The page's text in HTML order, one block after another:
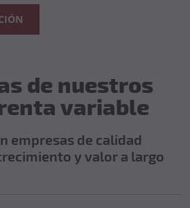
de nuestros
variable
empresas de calidad
y valor a largo